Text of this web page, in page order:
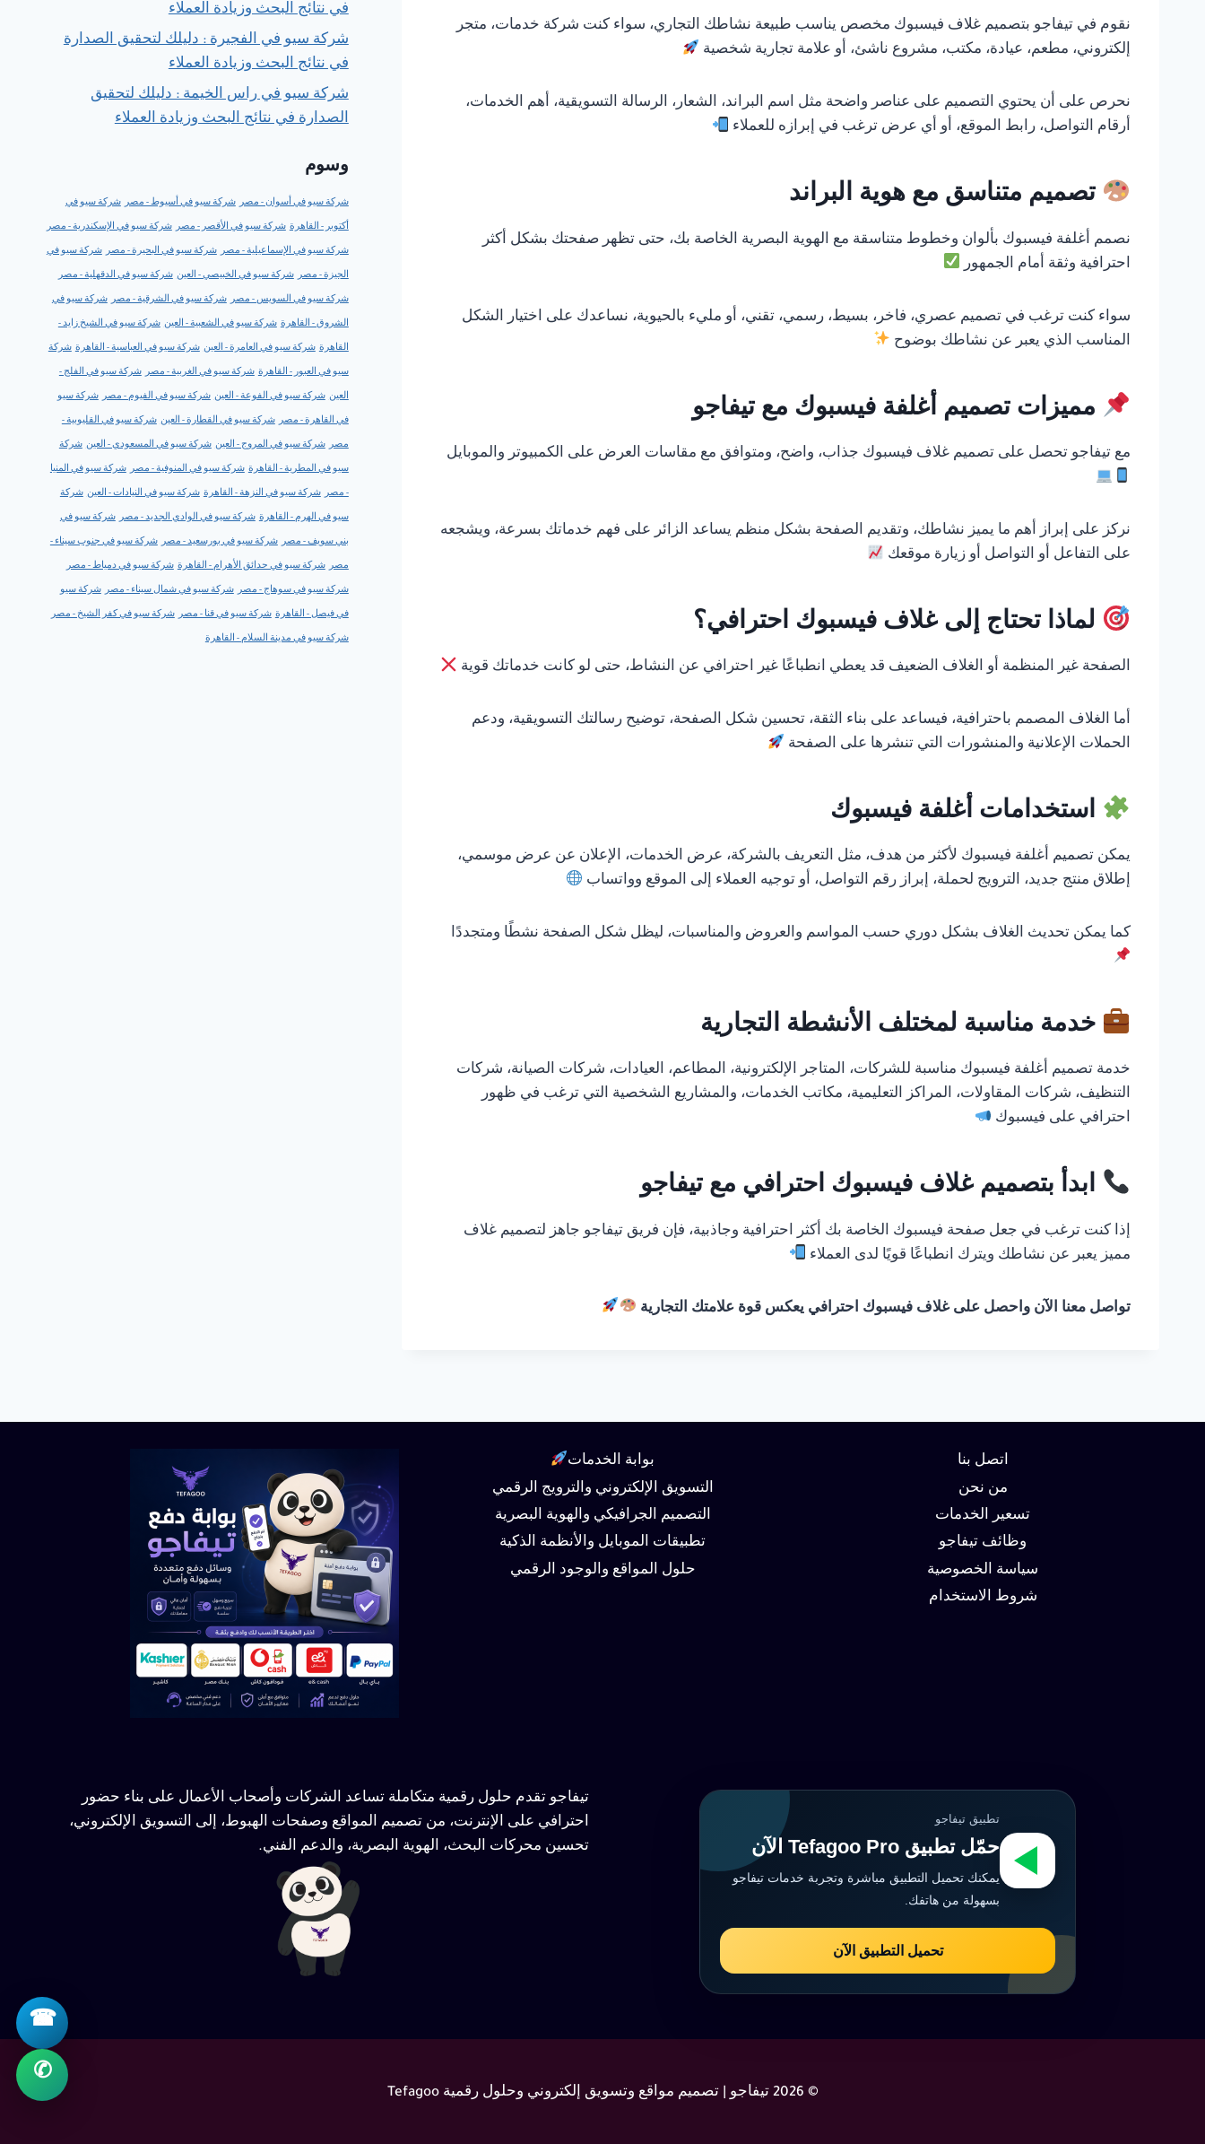
نقوم في تيفاجو بتصميم غلاف فيسبوك مخصص يناسب طبيعة نشاطك التجاري، سواء كنت شركة خدمات، متجر
إلكتروني، مطعم، عيادة، مكتب، مشروع ناشئ، أو علامة تجارية شخصية
نحرص على أن يحتوي التصميم على عناصر واضحة مثل اسم البراند، الشعار، الرسالة التسويقية، أهم الخدمات،
أرقام التواصل، رابط الموقع، أو أي عرض ترغب في إبرازه للعملاء
تصميم متناسق مع هوية البراند
نصمم أغلفة فيسبوك بألوان وخطوط متناسقة مع الهوية البصرية الخاصة بك، حتى تظهر صفحتك بشكل أكثر
احترافية وثقة أمام الجمهور
سواء كنت ترغب في تصميم عصري، فاخر، بسيط، رسمي، تقني، أو مليء بالحيوية، نساعدك على اختيار الشكل
المناسب الذي يعبر عن نشاطك بوضوح
مميزات تصميم أغلفة فيسبوك مع تيفاجو
مع تيفاجو تحصل على تصميم غلاف فيسبوك جذاب، واضح، ومتوافق مع مقاسات العرض على الكمبيوتر والموبايل
نركز على إبراز أهم ما يميز نشاطك، وتقديم الصفحة بشكل منظم يساعد الزائر على فهم خدماتك بسرعة، ويشجعه
على التفاعل أو التواصل أو زيارة موقعك
لماذا تحتاج إلى غلاف فيسبوك احترافي؟
الصفحة غير المنظمة أو الغلاف الضعيف قد يعطي انطباعًا غير احترافي عن النشاط، حتى لو كانت خدماتك قوية
أما الغلاف المصمم باحترافية، فيساعد على بناء الثقة، تحسين شكل الصفحة، توضيح رسالتك التسويقية، ودعم
الحملات الإعلانية والمنشورات التي تنشرها على الصفحة
استخدامات أغلفة فيسبوك
يمكن تصميم أغلفة فيسبوك لأكثر من هدف، مثل التعريف بالشركة، عرض الخدمات، الإعلان عن عرض موسمي،
إطلاق منتج جديد، الترويج لحملة، إبراز رقم التواصل، أو توجيه العملاء إلى الموقع وواتساب
كما يمكن تحديث الغلاف بشكل دوري حسب المواسم والعروض والمناسبات، ليظل شكل الصفحة نشطًا ومتجددًا
خدمة مناسبة لمختلف الأنشطة التجارية
خدمة تصميم أغلفة فيسبوك مناسبة للشركات، المتاجر الإلكترونية، المطاعم، العيادات، شركات الصيانة، شركات
التنظيف، شركات المقاولات، المراكز التعليمية، مكاتب الخدمات، والمشاريع الشخصية التي ترغب في ظهور
احترافي على فيسبوك
ابدأ بتصميم غلاف فيسبوك احترافي مع تيفاجو
إذا كنت ترغب في جعل صفحة فيسبوك الخاصة بك أكثر احترافية وجاذبية، فإن فريق تيفاجو جاهز لتصميم غلاف
مميز يعبر عن نشاطك ويترك انطباعًا قويًا لدى العملاء
تواصل معنا الآن واحصل على غلاف فيسبوك احترافي يعكس قوة علامتك التجارية
في نتائج البحث وزيادة العملاء
شركة سيو في الفجيرة : دليلك لتحقيق الصدارة
في نتائج البحث وزيادة العملاء
شركة سيو في راس الخيمة : دليلك لتحقيق
الصدارة في نتائج البحث وزيادة العملاء
وسوم
شركة سيو في أسوان - مصر شركة سيو في أسيوط - مصر شركة سيو في
أكتوبر - القاهرة شركة سيو في الأقصر - مصر شركة سيو في الإسكندرية - مصر
شركة سيو في الإسماعيلية - مصر شركة سيو في البحيرة - مصر شركة سيو في
الجيزة - مصر شركة سيو في الخبيصي - العين شركة سيو في الدقهلية - مصر
شركة سيو في السويس - مصر شركة سيو في الشرقية - مصر شركة سيو في
الشروق - القاهرة شركة سيو في الشعبية - العين شركة سيو في الشيخ زايد -
القاهرة شركة سيو في العامرة - العين شركة سيو في العباسية - القاهرة شركة
سيو في العبور - القاهرة شركة سيو في الغربية - مصر شركة سيو في الفلج -
العين شركة سيو في الفوعة - العين شركة سيو في الفيوم - مصر شركة سيو
في القاهرة - مصر شركة سيو في القطارة - العين شركة سيو في القليوبية -
مصر شركة سيو في المروج - العين شركة سيو في المسعودي - العين شركة
سيو في المطرية - القاهرة شركة سيو في المنوفية - مصر شركة سيو في المنيا
- مصر شركة سيو في النزهة - القاهرة شركة سيو في النيادات - العين شركة
سيو في الهرم - القاهرة شركة سيو في الوادي الجديد - مصر شركة سيو في
بني سويف - مصر شركة سيو في بورسعيد - مصر شركة سيو في جنوب سيناء -
مصر شركة سيو في حدائق الأهرام - القاهرة شركة سيو في دمياط - مصر
شركة سيو في سوهاج - مصر شركة سيو في شمال سيناء - مصر شركة سيو
في فيصل - القاهرة شركة سيو في قنا - مصر شركة سيو في كفر الشيخ - مصر
شركة سيو في مدينة السلام - القاهرة
اتصل بنا
من نحن
تسعير الخدمات
وظائف تيفاجو
سياسة الخصوصية
شروط الاستخدام
بوابة الخدمات
التسويق الإلكتروني والترويج الرقمي
التصميم الجرافيكي والهوية البصرية
تطبيقات الموبايل والأنظمة الذكية
حلول المواقع والوجود الرقمي
تطبيق تيفاجو
حمّل تطبيق Tefagoo Pro الآن
يمكنك تحميل التطبيق مباشرة وتجربة خدمات تيفاجو
بسهولة من هاتفك.
تحميل التطبيق الآن
تيفاجو تقدم حلول رقمية متكاملة تساعد الشركات وأصحاب الأعمال على بناء حضور
احترافي على الإنترنت، من تصميم المواقع وصفحات الهبوط، إلى التسويق الإلكتروني،
تحسين محركات البحث، الهوية البصرية، والدعم الفني.
© 2026 تيفاجو | تصميم مواقع وتسويق إلكتروني وحلول رقمية Tefagoo
☎
✆